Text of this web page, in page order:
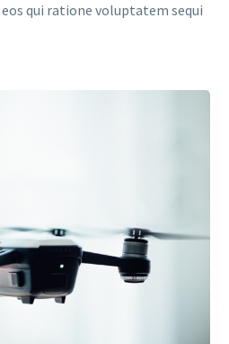
qui ratione voluptatem sequi